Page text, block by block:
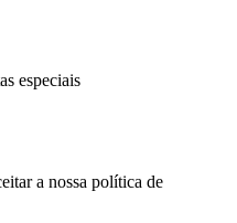
especiais
a nossa política de